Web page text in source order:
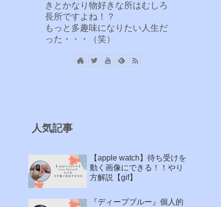
きとかなり物好きな所はむしろ
長所ですよね！？
もっと多趣味になりたい人生だ
った・・・（笑）
人気記事
【apple watch】待ち受けを
動く画像にできる！！やり
方解説【gif】
『ディープブルー』個人的